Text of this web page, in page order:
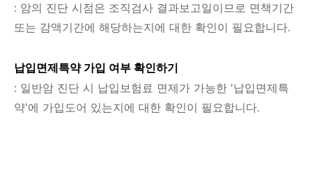
: 암의 진단 시점은 조직검사 결과보고일이므로 면책기간
또는 감액기간에 해당하는지에 대한 확인이 필요합니다.
납입면제특약 가입 여부 확인하기
: 일반암 진단 시 납입보험료 면제가 가능한 '납입면제특
약'에 가입도어 있는지에 대한 확인이 필요합니다.